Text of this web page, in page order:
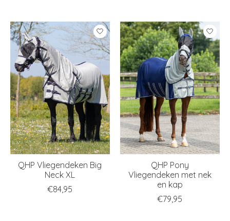
QHP Vliegendeken Big
Neck XL
€84,95
QHP Pony
Vliegendeken met nek
en kap
€79,95